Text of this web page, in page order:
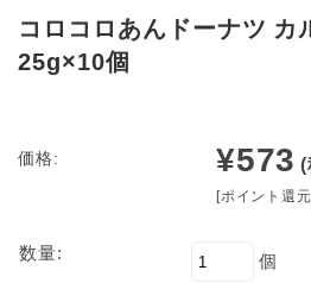
コロコロあんドーナツ カ
25g×10個
価格: ¥573
[ポイント還
数量: 個